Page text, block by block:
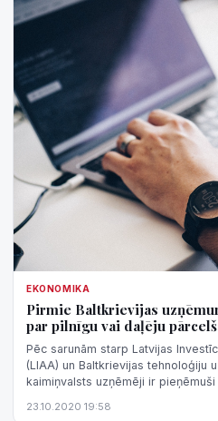
EKONOMIKA
Pirmie Baltkrievijas
par pilnīgu vai daļēju
Pēc sarunām starp Latvijas
(LIAA) un Baltkrievijas tehnoloģiju
kaimiņvalsts uzņēmēji ir
23.10.2020 19:58